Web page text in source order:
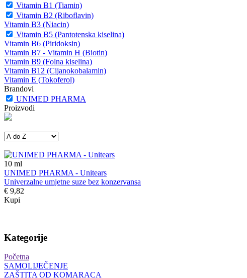
Vitamin B1 (Tiamin)
Vitamin B2 (Riboflavin)
Vitamin B3 (Niacin)
Vitamin B5 (Pantotenska kiselina)
Vitamin B6 (Piridoksin)
Vitamin B7 - Vitamin H (Biotin)
Vitamin B9 (Folna kiselina)
Vitamin B12 (Cijanokobalamin)
Vitamin E (Tokoferol)
Brandovi
UNIMED PHARMA
Proizvodi
10 ml
UNIMED PHARMA - Unitears
Univerzalne umjetne suze bez konzervansa
€ 9,82
Kupi
Kategorije
Početna
SAMOLIJEČENJE
ZAŠTITA OD KOMARACA